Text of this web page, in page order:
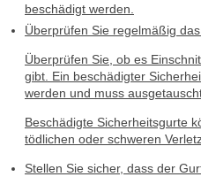
beschädigt werden.
Überprüfen Sie regelmäßig
Überprüfen Sie, ob es
gibt. Ein beschädigter
werden und muss
Beschädigte Sicherheitsgurte
tödlichen oder schweren
Stellen Sie sicher, dass der